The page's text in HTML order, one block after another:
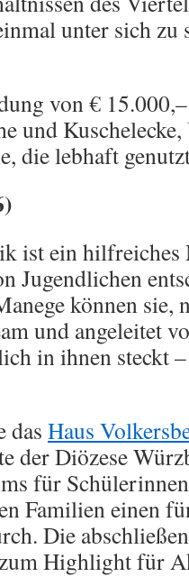
unter sich
von €
und
die lebhaft
ist ein hilfreiches
Jugendlichen
können sie,
und angeleitet
in ihnen steckt
das Haus
der Diözese
für
Familien einen
Die
Highlight für